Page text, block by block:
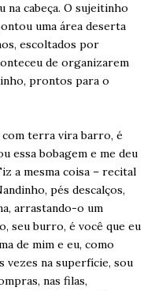
na cabeça. O sujeitinho
uma área deserta
escoltados por
de organizarem
prontos para o
com terra vira barro, é
essa bobagem e me deu
a mesma coisa – recital
pés descalços,
arrastando-o um
seu burro, é você que eu
de mim e eu, como
vezes na superfície, sou
nas filas,